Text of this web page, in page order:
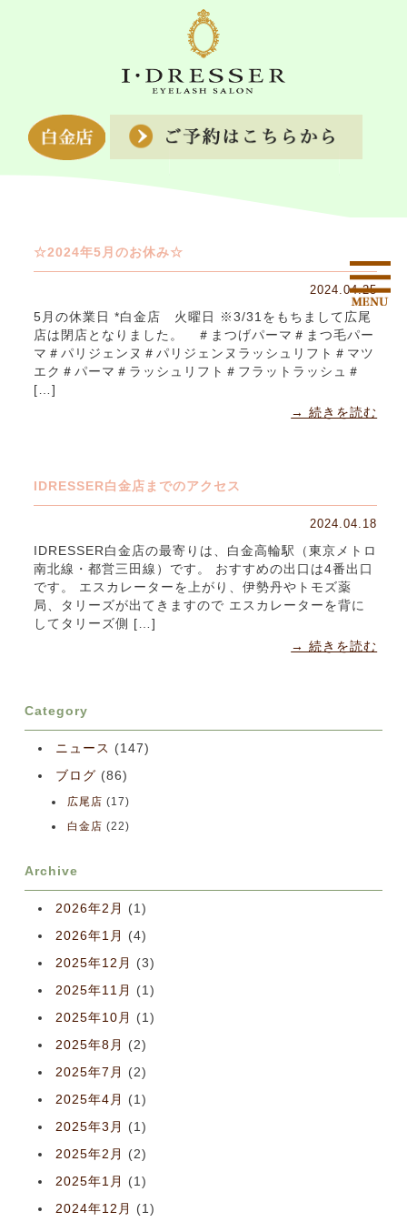
☆2024年5月のお休み☆
2024.04.25
5月の休業日 *白金店 火曜日 ※3/31をもちまして広尾
店は閉店となりました。 ＃まつげパーマ＃まつ毛パー
マ＃パリジェンヌ＃パリジェンヌラッシュリフト＃マツ
エク＃パーマ＃ラッシュリフト＃フラットラッシュ＃
[…]
→ 続きを読む
IDRESSER白金店までのアクセス
2024.04.18
IDRESSER白金店の最寄りは、白金高輪駅（東京メトロ
南北線・都営三田線）です。 おすすめの出口は4番出口
です。 エスカレーターを上がり、伊勢丹やトモズ薬
局、タリーズが出てきますので エスカレーターを背に
してタリーズ側 […]
→ 続きを読む
Category
ニュース (147)
ブログ (86)
広尾店 (17)
白金店 (22)
Archive
2026年2月
(1)
2026年1月
(4)
2025年12月
(3)
2025年11月
(1)
2025年10月
(1)
2025年8月
(2)
2025年7月
(2)
2025年4月
(1)
2025年3月
(1)
2025年2月
(2)
2025年1月
(1)
2024年12月
(1)